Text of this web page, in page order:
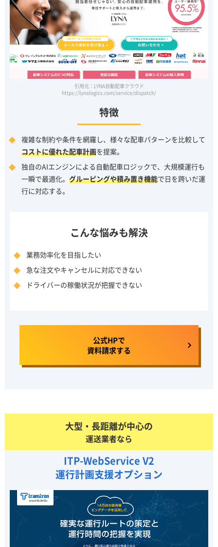
引用元：LYNA自動配車クラウド
https://lynalogics.com/service/dispatch/
特徴
複雑な制約や条件を網羅し、様々な配車パターンを比較して
コストに優れた配車計画を提案。
独自のAIエンジンによる自動配車ロジックで、大規模運行も
一瞬で最適化。 グルーピングや積み置き機能で日を跨いだ運
行に対応する。
こんな悩みも解決
業務効率化を目指したい
急な注文やキャンセルに対応できない
ドライバーの稼働状況が把握できない
公式HPで
資料請求する
大型・長距離が中心の
運送業者なら
ITP-WebService V2
運行計画支援オプション